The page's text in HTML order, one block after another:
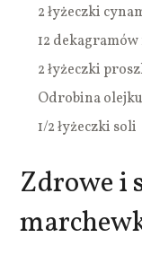
2 łyżeczki
12 dekagramów
2 łyżeczki
Odrobina
1/2 łyżeczki soli
Zdrowe i